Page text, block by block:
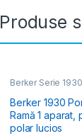
Produse
Berker Serie
Berker 1930
Ramă 1 aparat,
polar lucios